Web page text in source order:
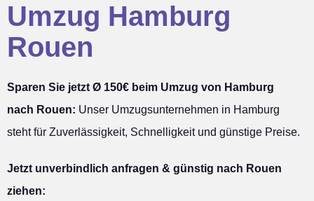
Umzug Hamburg
Rouen
Sparen Sie jetzt Ø 150€ beim Umzug von Hamburg
nach Rouen: Unser Umzugsunternehmen in Hamburg
steht für Zuverlässigkeit, Schnelligkeit und günstige Preise.
Jetzt unverbindlich anfragen & günstig nach Rouen
ziehen: